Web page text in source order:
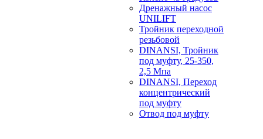
Дренажный насос
UNILIFT
Тройник переходной
резьбовой
DINANSI, Тройник
под муфту, 25-350,
2,5 Мпа
DINANSI, Переход
концентрический
под муфту
Отвод под муфту